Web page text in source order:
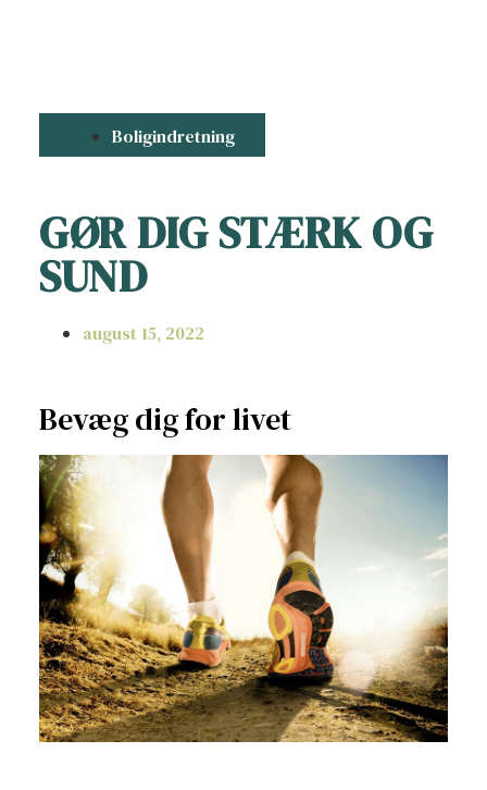
Boligindretning
GØR DIG STÆRK OG
SUND
august 15, 2022
Bevæg dig for livet